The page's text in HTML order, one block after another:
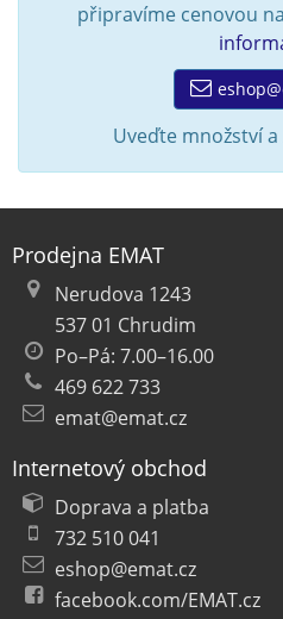
připravíme cenovou
Uveďte množství
Prodejna EMAT
Nerudova 1243
537 01 Chrudim
Po–Pá: 7.00–16.00
469 622 733
emat@emat.cz
Internetový obchod
Doprava a platba
732 510 041
eshop@emat.cz
facebook.com/EMAT.cz